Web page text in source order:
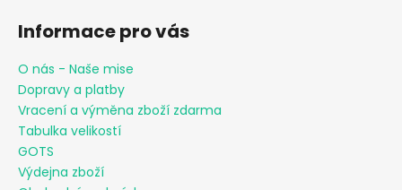
Informace pro vás
O nás - Naše mise
Dopravy a platby
Vracení a výměna zboží zdarma
Tabulka velikostí
GOTS
Výdejna zboží